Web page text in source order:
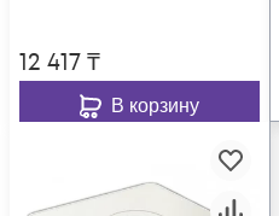
12 417₸
В корзину